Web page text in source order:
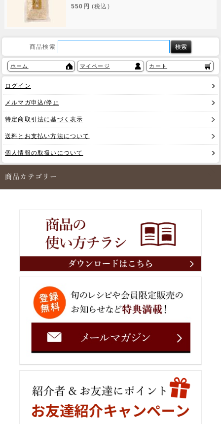
550円 (税込)
商品検索
ホーム マイページ カート
ログイン
メルマガ申込/停止
特定商取引法に基づく表示
送料とお支払い方法について
個人情報の取扱いについて
商品カテゴリー